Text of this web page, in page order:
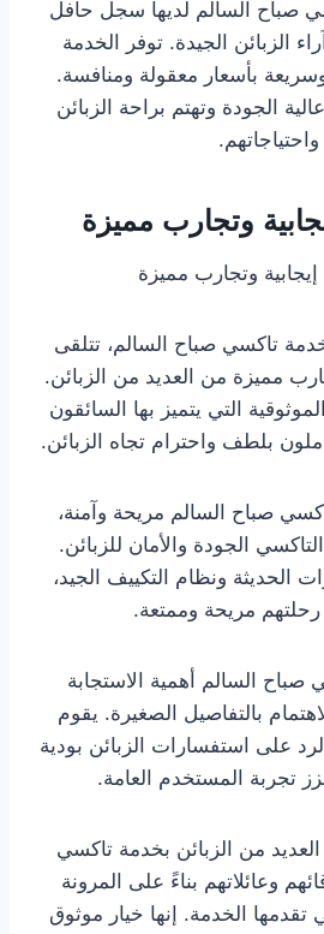
صباح السالم لديها سجل حافل
الزبائن الجيدة. توفر الخدمة
بأسعار معقولة ومنافسة.
الجودة وتهتم براحة الزبائن
واحتياجاتهم.
وتجارب مميزة
وتجارب مميزة
تاكسي صباح السالم، تتلقى
مميزة من العديد من الزبائن.
التي يتميز بها السائقون
بلطف واحترام تجاه الزبائن.
صباح السالم مريحة وآمنة،
الجودة والأمان للزبائن.
الحديثة ونظام التكييف الجيد،
مريحة وممتعة.
السالم أهمية الاستجابة
بالتفاصيل الصغيرة. يقوم
على استفسارات الزبائن بودية
تجربة المستخدم العامة.
من الزبائن بخدمة تاكسي
وعائلاتهم بناءً على المرونة
تقدمها الخدمة. إنها خيار موثوق